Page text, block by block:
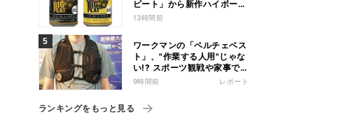
ピート」から新作ハイボール
缶＆ミニボトル発売
13時間前
ワークマンの「ペルチェベス
ト」、"作業する人用"じゃな
い!? スポーツ観戦や家事で
の熱中症&冷え対策に――話
9時間前 レポート
ランキングをもっと見る